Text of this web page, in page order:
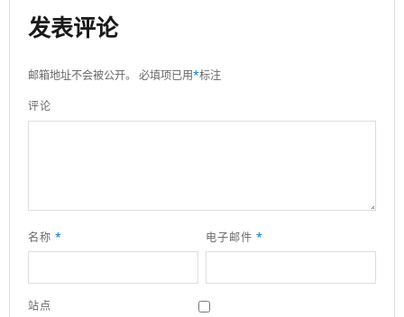
发表评论
邮箱地址不会被公开。 必填项已用*标注
评论
名称 * 电子邮件 *
站点